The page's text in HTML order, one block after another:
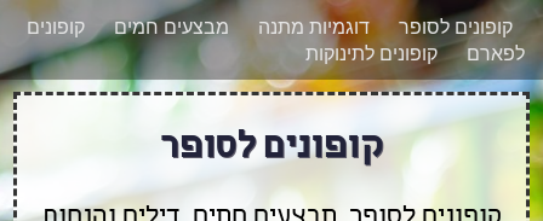
רוצים להישאר מעודכנים לגבי קופונים חדשים?
הצטרפו אלינו גם
בוואטסאפ
קופונים לסופר דוגמיות מתנה מבצעים חמים
קופונים
לפארם
קופונים לתינוקות
קופונים לסופר